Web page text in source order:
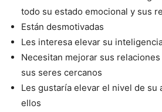
todo su estado emocional y sus
Están desmotivadas
Les interesa elevar su
Necesitan mejorar sus
sus seres cercanos
Les gustaría elevar el nivel de su
ellos